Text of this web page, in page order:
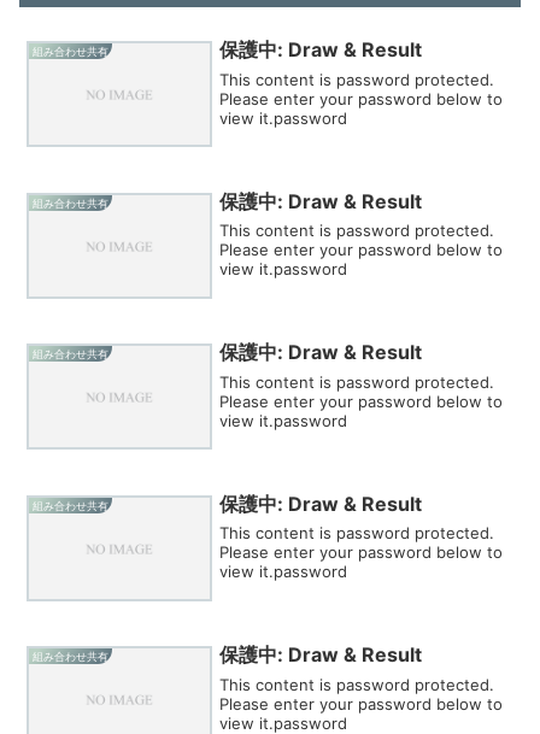
組み合わせ共有 保護中: Draw & Result
This content is password protected.
Please enter your password below to
view it.password
組み合わせ共有 保護中: Draw & Result
This content is password protected.
Please enter your password below to
view it.password
組み合わせ共有 保護中: Draw & Result
This content is password protected.
Please enter your password below to
view it.password
組み合わせ共有 保護中: Draw & Result
This content is password protected.
Please enter your password below to
view it.password
組み合わせ共有 保護中: Draw & Result
This content is password protected.
Please enter your password below to
view it.password